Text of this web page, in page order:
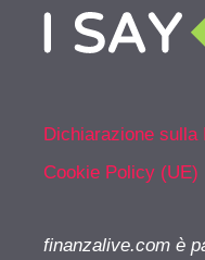
Dichiarazione sulla
Cookie Policy (UE)
finanzalive.com è